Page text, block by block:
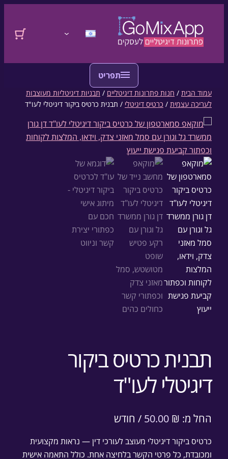
התחברות
עמוד הבית / חנות פתרונות דיגיטליים / תבניות דיגיטליות מעוצבות
לעריכה עצמית / כרטיס דיגיטלי / תבנית כרטיס ביקור דיגיטלי לעו"ד
תבנית כרטיס ביקור
דיגיטלי לעו"ד
החל מ: 50.00 ₪ / חודש
כרטיס ביקור דיגיטלי מעוצב לעורכי דין — נראות מקצועית
ומכובדת, כל פרטי הקשר בלחיצה אחת. כולל התאמה אישית